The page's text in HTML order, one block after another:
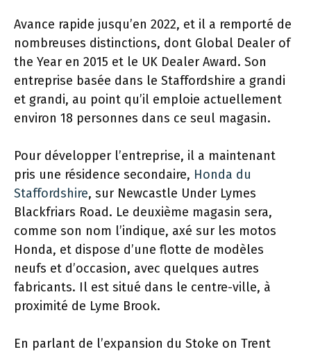
Avance rapide jusqu’en 2022, et il a remporté de
nombreuses distinctions, dont Global Dealer of
the Year en 2015 et le UK Dealer Award. Son
entreprise basée dans le Staffordshire a grandi
et grandi, au point qu’il emploie actuellement
environ 18 personnes dans ce seul magasin.
Pour développer l’entreprise, il a maintenant
pris une résidence secondaire, Honda du
Staffordshire, sur Newcastle Under Lymes
Blackfriars Road. Le deuxième magasin sera,
comme son nom l’indique, axé sur les motos
Honda, et dispose d’une flotte de modèles
neufs et d’occasion, avec quelques autres
fabricants. Il est situé dans le centre-ville, à
proximité de Lyme Brook.
En parlant de l’expansion du Stoke on Trent